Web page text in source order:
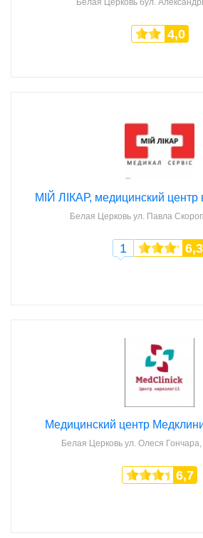
4,0
МІЙ ЛІКАР, медицинский
Белая Церковь ул. Павла
1 6,3
Медицинский центр
Белая Церковь ул. Олеся
6,7